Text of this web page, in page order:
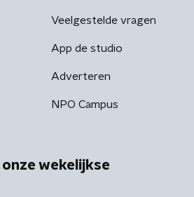
Veelgestelde vragen
App de studio
Adverteren
NPO Campus
wekelijkse